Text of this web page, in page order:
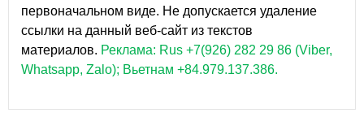
первоначальном виде. Не допускается удаление
ссылки на данный веб-сайт из текстов
материалов. Реклама: Rus +7(926) 282 29 86 (Viber,
Whatsapp, Zalo); Вьетнам +84.979.137.386.